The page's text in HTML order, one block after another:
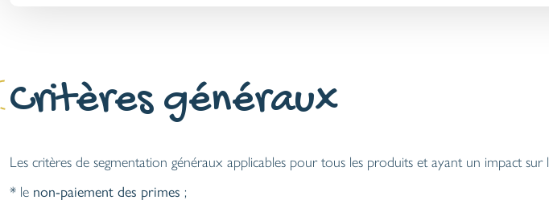
Critères généraux
Les critères de segmentation généraux applicables pour tous les produits et ayant un impact
* le non-paiement des primes ;